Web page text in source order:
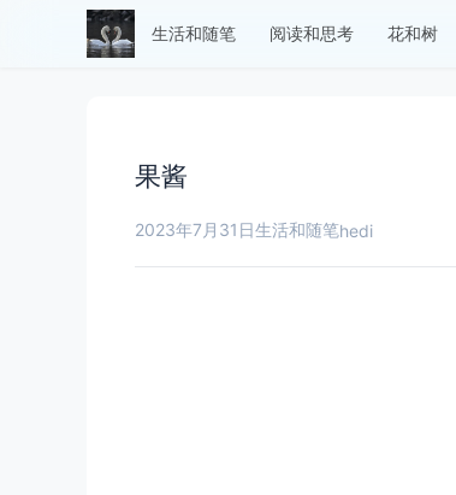
生活和随笔 阅读和思考 花和树
果酱
2023年7月31日生活和随笔hedi